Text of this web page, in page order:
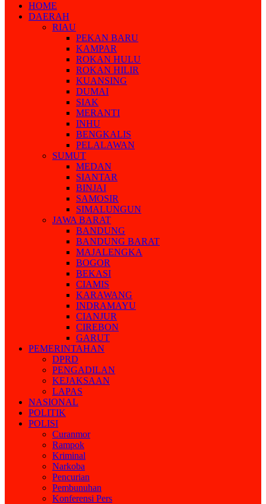
HOME
DAERAH
RIAU
PEKAN BARU
KAMPAR
ROKAN HULU
ROKAN HILIR
KUANSING
DUMAI
SIAK
MERANTI
INHU
BENGKALIS
PELALAWAN
SUMUT
MEDAN
SIANTAR
BINJAI
SAMOSIR
SIMALUNGUN
JAWA BARAT
BANDUNG
BANDUNG BARAT
MAJALENGKA
BOGOR
BEKASI
CIAMIS
KARAWANG
INDRAMAYU
CIANJUR
CIREBON
GARUT
PEMERINTAHAN
DPRD
PENGADILAN
KEJAKSAAN
LAPAS
NASIONAL
POLITIK
POLISI
Curanmor
Rampok
Kriminal
Narkoba
Pencurian
Pembunuhan
Konferensi Pers